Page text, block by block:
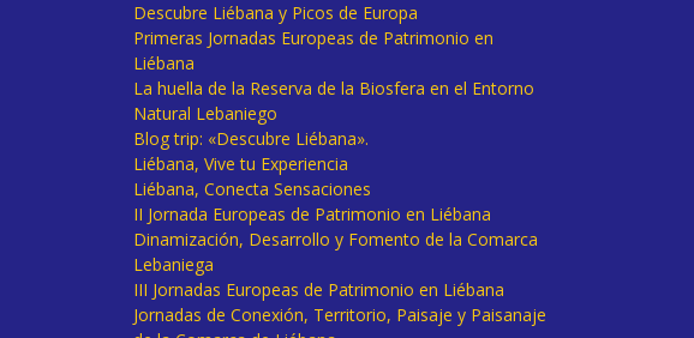
Descubre Liébana y Picos de Europa
Primeras Jornadas Europeas de Patrimonio en
Liébana
La huella de la Reserva de la Biosfera en el Entorno
Natural Lebaniego
Blog trip: «Descubre Liébana».
Liébana, Vive tu Experiencia
Liébana, Conecta Sensaciones
II Jornada Europeas de Patrimonio en Liébana
Dinamización, Desarrollo y Fomento de la Comarca
Lebaniega
III Jornadas Europeas de Patrimonio en Liébana
Jornadas de Conexión, Territorio, Paisaje y Paisanaje